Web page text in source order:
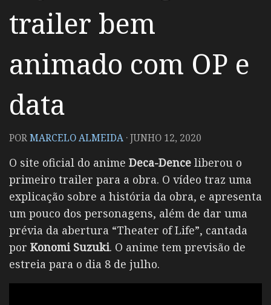
trailer bem
animado com OP e
data
PORMARCELO ALMEIDA ·JUNHO 12, 2020
O site oficial do anime Deca-Dence liberou o
primeiro trailer para a obra. O vídeo traz uma
explicação sobre a história da obra, e apresenta
um pouco dos personagens, além de dar uma
prévia da abertura “Theater of Life”, cantada
por Konomi Suzuki. O anime tem previsão de
estreia para o dia 8 de julho.